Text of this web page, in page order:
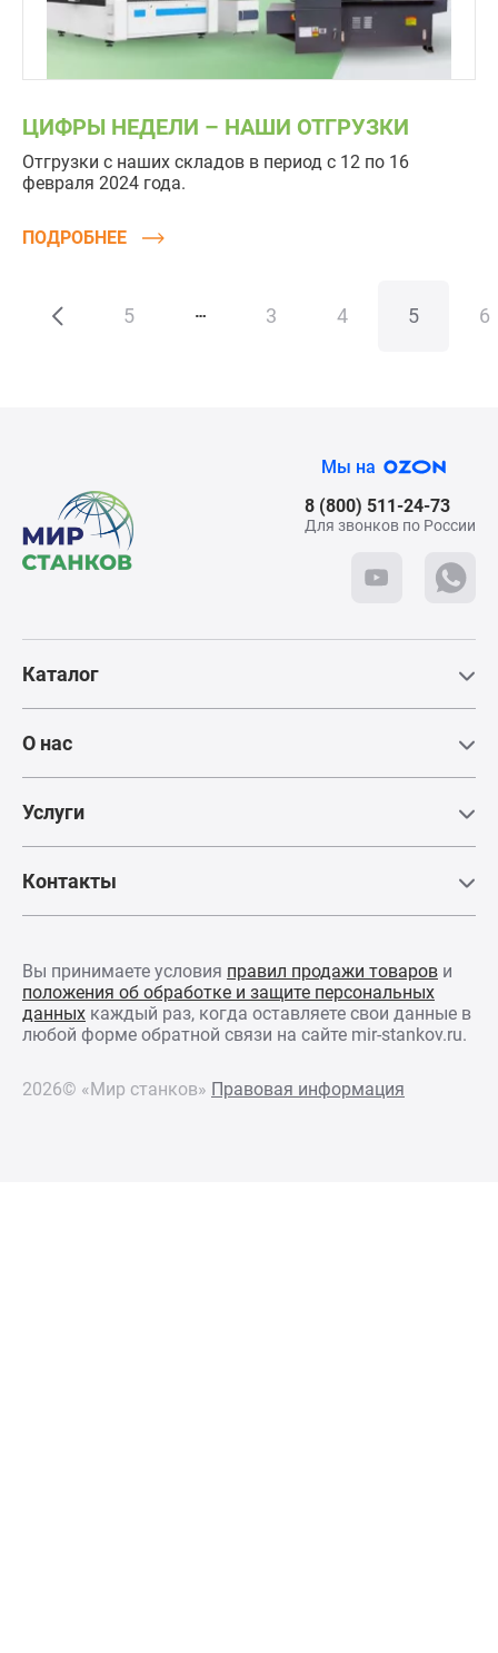
ЦИФРЫ НЕДЕЛИ – НАШИ ОТГРУЗКИ
Отгрузки с наших складов в период с 12 по 16
февраля 2024 года.
ПОДРОБНЕЕ
5 3 4 5 6
Мы на
8 (800) 511-24-73
Для звонков по России
Каталог
О нас
Услуги
Контакты
Вы принимаете условия правил продажи товаров и
положения об обработке и защите персональных
данных каждый раз, когда оставляете свои данные в
любой форме обратной связи на сайте mir-stankov.ru.
2026© «Мир станков» Правовая информация